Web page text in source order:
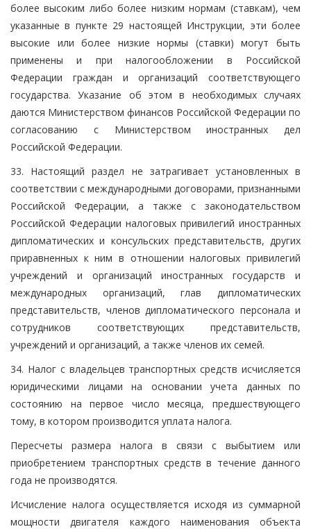
более высоким либо более низким нормам (ставкам), чем
указанные в пункте 29 настоящей Инструкции, эти более
высокие или более низкие нормы (ставки) могут быть
применены и при налогообложении в Российской
Федерации граждан и организаций соответствующего
государства. Указание об этом в необходимых случаях
даются Министерством финансов Российской Федерации по
согласованию с Министерством иностранных дел
Российской Федерации.
33. Настоящий раздел не затрагивает установленных в
соответствии с международными договорами, признанными
Российской Федерации, а также с законодательством
Российской Федерации налоговых привилегий иностранных
дипломатических и консульских представительств, других
приравненных к ним в отношении налоговых привилегий
учреждений и организаций иностранных государств и
международных организаций, глав дипломатических
представительств, членов дипломатического персонала и
сотрудников соответствующих представительств,
учреждений и организаций, а также членов их семей.
34. Налог с владельцев транспортных средств исчисляется
юридическими лицами на основании учета данных по
состоянию на первое число месяца, предшествующего
тому, в котором производится уплата налога.
Пересчеты размера налога в связи с выбытием или
приобретением транспортных средств в течение данного
года не производятся.
Исчисление налога осуществляется исходя из суммарной
мощности двигателя каждого наименования объекта